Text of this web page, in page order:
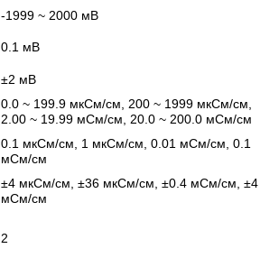
-1999 ~ 2000 мВ
0.1 мВ
±2 мВ
0.0 ~ 199.9 мкСм/см, 200 ~ 1999 мкСм/см,
2.00 ~ 19.99 мСм/см, 20.0 ~ 200.0 мСм/см
0.1 мкСм/см, 1 мкСм/см, 0.01 мСм/см, 0.1
мСм/см
±4 мкСм/см, ±36 мкСм/см, ±0.4 мСм/см, ±4
мСм/см
2